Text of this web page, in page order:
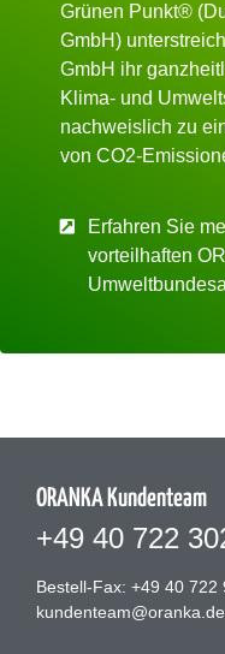
Grünen Punkt®
GmbH)
GmbH ihr
Klima- und
nachweislich zu
von CO2-
Erfahren Sie
vorteilhaften
ORANKA Kundenteam
+49 40 722
Bestell-Fax: +49 40 722
kundenteam@oranka.de